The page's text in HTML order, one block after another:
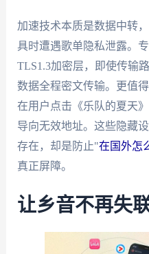
加速技术本质是数据中转
具时遭遇歌单隐私泄露。
TLS1.3加密层，即使传输
数据全程密文传输。更值
在用户点击《乐队的夏天
导向无效地址。这些隐藏
存在，却是防止"在国外怎
真正屏障。
让乡音不再失